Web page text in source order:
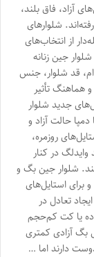
به سمت برش‌های آزاد، فاق بلند،
شلوارهای
از انتخاب‌های
جین زنانه
قد شلوار، جنس
هماهنگ تأثیر
مدل‌های شلوار زنانه در سال ۱۴۰۵ مدل‌های جدید شلوار
حالت آزاد و
روزمره،
در کنار
شلوار جین بگ و
برای استایل‌های
تعادل در
یا کت کم‌حجم
آزادی کمتری
دارند اما …